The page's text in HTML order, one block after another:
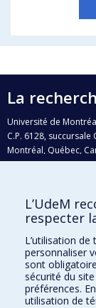
La
Université de
C.P. 6128, succursale
Montréal, Québec,
H3C 3J7
Qui fait quoi?
Nous trouver
Plan du site
Accessibilité
L’UdeM
respecter
L’utilisation
personnaliser
sont
sécurité du
préférences.
utilisation de